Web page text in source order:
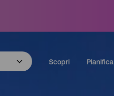
Scopri Pianifica